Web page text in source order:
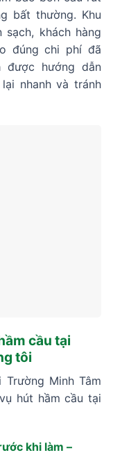
bất thường. Khu
khách hàng
đúng chi phí đã
được hướng dẫn
nhanh và tránh
cầu tại
tôi
Minh Tâm
hút hầm cầu tại
khi làm –